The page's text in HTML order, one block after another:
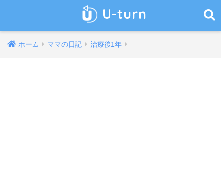
U-turn
ホーム ママの日記 治療後1年